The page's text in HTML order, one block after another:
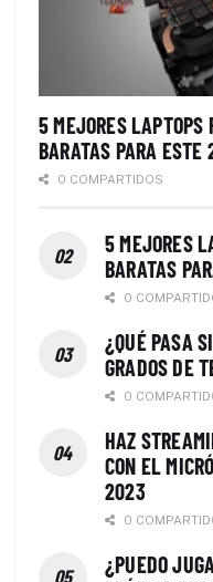
5 MEJORES LAPTOPS
BARATAS PARA ESTE
0 COMPARTIDOS
5 MEJORES
BARATAS
0
¿QUÉ PASA
GRADOS DE
0
HAZ
CON EL
2023
0
¿PUEDO